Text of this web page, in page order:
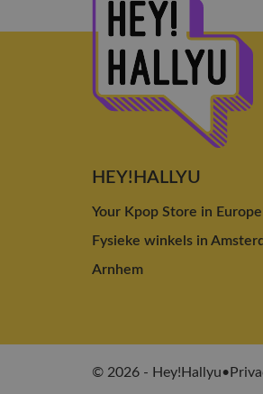
HEY!HALLYU
Your Kpop Store in
Fysieke winkels in
Arnhem
© 2026 - Hey!Hallyu•